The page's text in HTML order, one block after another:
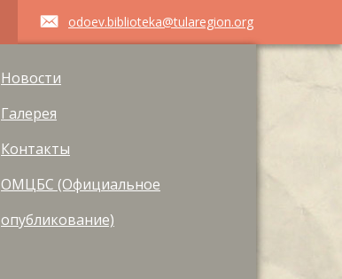
odoev.biblioteka@tularegion.org
Новости
Галерея
Контакты
ОМЦБС (Официальное
опубликование)